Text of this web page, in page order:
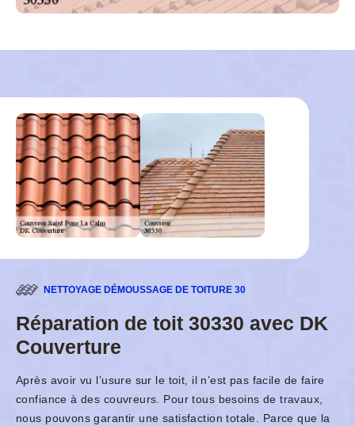
NETTOYAGE DÉMOUSSAGE DE TOITURE 30
Réparation de toit 30330 avec DK
Couverture
Après avoir vu l’usure sur le toit, il n’est pas facile de faire
confiance à des couvreurs. Pour tous besoins de travaux,
nous pouvons garantir une satisfaction totale. Parce que la